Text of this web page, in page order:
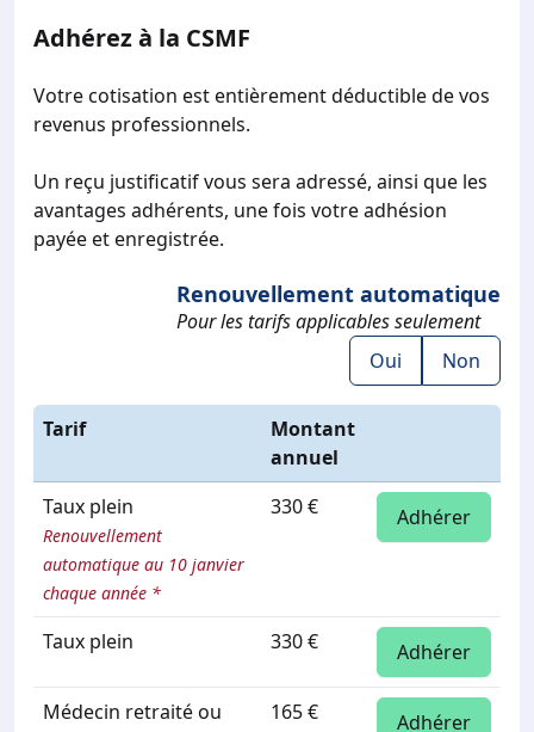
Adhérez à la CSMF
Votre cotisation est entièrement déductible de vos
revenus professionnels.
Un reçu justificatif vous sera adressé, ainsi que les
avantages adhérents, une fois votre adhésion
payée et enregistrée.
Renouvellement automatique
Pour les tarifs applicables seulement
Oui
Non
Tarif
Montant
annuel
Taux plein
Renouvellement
automatique au 10 janvier
chaque année *
330 € Adhérer
Taux plein 330 € Adhérer
Médecin retraité ou
165 € Adhérer